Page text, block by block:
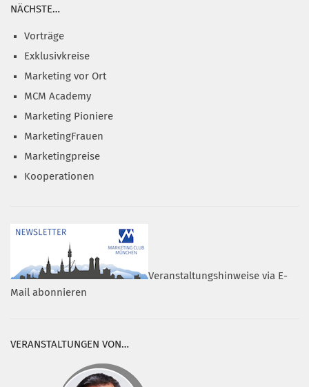
NÄCHSTE…
Vorträge
Exklusivkreise
Marketing vor Ort
MCM Academy
Marketing Pioniere
MarketingFrauen
Marketingpreise
Kooperationen
Veranstaltungshinweise via E-
Mail abonnieren
VERANSTALTUNGEN VON…